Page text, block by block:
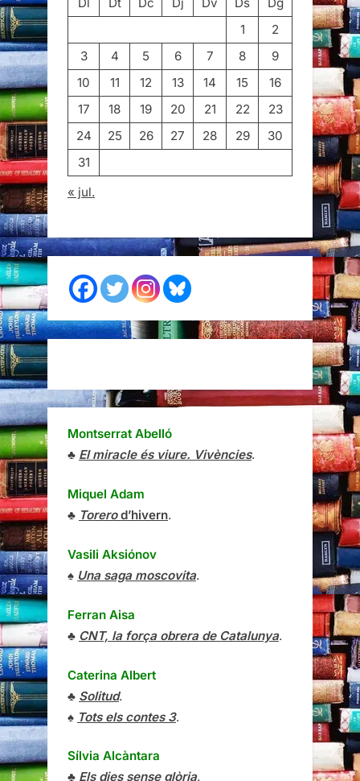
1
2
3
4 5 6 7 8
9
10
11 12 13 14 15
16
17
18 19 20 21 22
23
24
25 26 27 28 29
30
31
« jul.
Montserrat Abelló
♣ El miracle és viure. Vivències.
Miquel Adam
♣ Torerod’hivern.
Vasili Aksiónov
♠ Una saga moscovita.
Ferran Aisa
♣ CNT, la força obrera de Catalunya.
Caterina Albert
♣ Solitud.
♠ Tots els contes 3.
Sílvia Alcàntara
♣ Els dies sense glòria.